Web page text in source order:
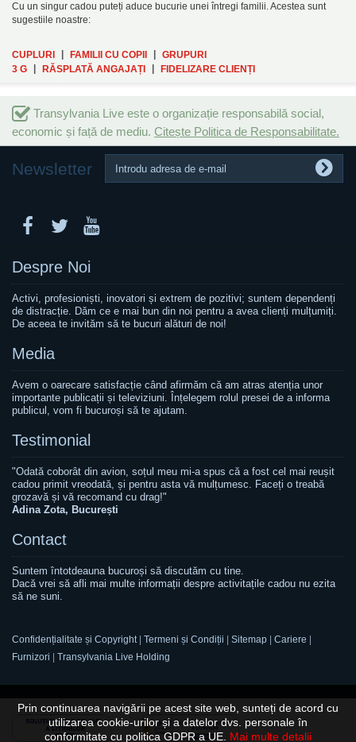
Cu un singur cadou puteți aduce bucurie unei întregi familii. Acestea sunt
sugestiile noastre:
CUPLURI FAMILII CU COPII
GRUPURI
3 G
RĂSPLATĂ ANGAJAȚI FIDELIZARE CLIENȚI
Transylvania Live este o organizație responsabilă social,
economic și față de mediu. Citește Politica de Responsabilitate.
Newsletter
Despre Noi
Activi, profesioniști, inovatori și extrem de pozitivi; suntem dependenți
de distracție. Dăm ce e mai bun din noi pentru a avea clienți mulțumiți.
De aceea te invităm să te bucuri alături de noi!
Media
Avem o oarecare satisfacție când afirmăm că am atras atenția unor
importante publicații și televiziuni. Înțelegem rolul presei de a informa
publicul, vom fi bucuroși să te ajutam.
Testimonial
"Odată coborât din avion, soțul meu mi-a spus că a fost cel mai reușit
cadou primit vreodată, și pentru asta vă mulțumesc. Faceți o treabă
grozavă și vă recomand cu drag!"
Adina Zota, București
Contact
Suntem întotdeauna bucuroși să discutăm cu tine.
Dacă vrei să afli mai multe informații despre activitațile cadou nu ezita
să ne suni.
Confidențialitate și Copyright| Termeni și Condiții Sitemap Cariere
Furnizori
Transylvania Live Holding
Prin continuarea navigării pe acest site web, sunteți de acord cu
utilizarea cookie-urilor și a datelor dvs. personale în
conformitate cu politica GDPR a UE. Mai multe detalii